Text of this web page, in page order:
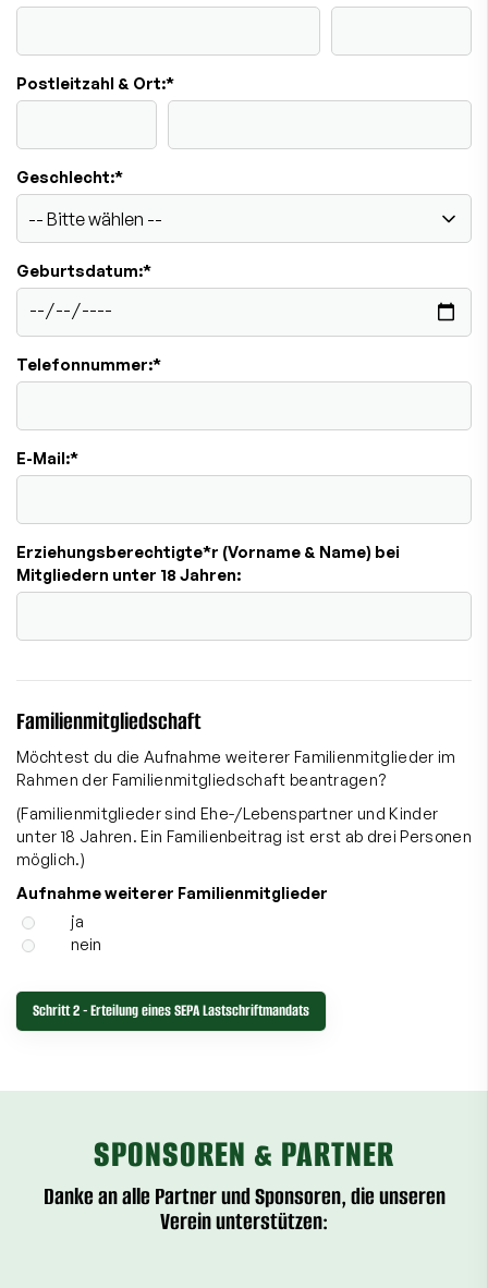
Postleitzahl & Ort:*
Geschlecht:*
Geburtsdatum:*
Telefonnummer:*
E-Mail:*
Erziehungsberechtigte*r (Vorname & Name) bei
Mitgliedern unter 18 Jahren:
Familienmitgliedschaft
Möchtest du die Aufnahme weiterer Familienmitglieder im
Rahmen der Familienmitgliedschaft beantragen?
(Familienmitglieder sind Ehe-/Lebenspartner und Kinder
unter 18 Jahren. Ein Familienbeitrag ist erst ab drei Personen
möglich.)
Aufnahme weiterer Familienmitglieder
ja
nein
SPONSOREN & PARTNER
Danke an alle Partner und Sponsoren, die unseren
Verein unterstützen: